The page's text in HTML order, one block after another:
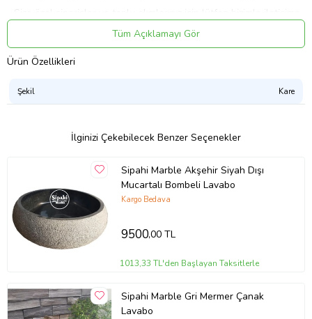
geçin.
Kargo ve Teslimat :
- Bu üründe kargo ücretsizdir.
- Siparişiniz adresinize ulaştığında teslim almadan önce mutlaka
kargo personeli gözetiminde kontrol ediniz.
kargo personeline hasar tespit tutanağı tutturup bir kopyasını
isteyiniz veya fotoğrafını çekiniz.
- Herhangi bir sorun veya sorunuz olması halinde lütfen bizimle
- Tüm ürünlerimiz size teslim edilene kadar güvencesi altındadır.
Temizlik ve Bakım:
- Tüm Doğal Taş ürünlerin temizliğinde, aşındırıcı asit vb.
kimyasallar içeren temizlik ürünlerinin kullanımından kaçınınız!
- Daha zorlu lekelerde ise bulaşık deterjanı, sıvı sabun vb. yumuşak
temizlik ürünlerini kullanabilirsiniz.
Tüm Açıklamayı Gör
Ürün Özellikleri
Şekil Kare
İlginizi Çekebilecek Benzer Seçenekler
Sipahi Marble Akşehir Siyah Dışı
Mucartalı Bombeli Lavabo
Kargo Bedava
9500,00 TL
1013,33 TL'den Başlayan Taksitlerle
Sipahi Marble Gri Mermer Çanak
Lavabo